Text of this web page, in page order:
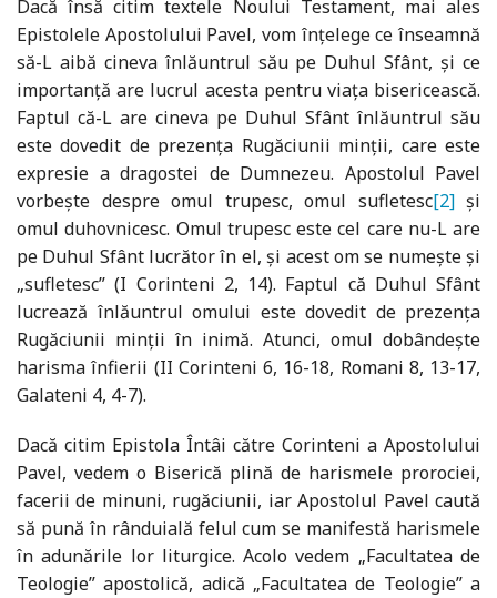
Dacă însă citim textele Noului Testament, mai ales
Epistolele Apostolului Pavel, vom înțelege ce înseamnă
să-L aibă cineva înlăuntrul său pe Duhul Sfânt, și ce
importanță are lucrul acesta pentru viața bisericească.
Faptul că-L are cineva pe Duhul Sfânt înlăuntrul său
este dovedit de prezența Rugăciunii minții, care este
expresie a dragostei de Dumnezeu. Apostolul Pavel
vorbește despre omul trupesc, omul sufletesc[2]și
omul duhovnicesc. Omul trupesc este cel care nu-L are
pe Duhul Sfânt lucrător în el, și acest om se numește și
„sufletesc” (I Corinteni 2, 14). Faptul că Duhul Sfânt
lucrează înlăuntrul omului este dovedit de prezența
Rugăciunii minții în inimă. Atunci, omul dobândește
harisma înfierii (II Corinteni 6, 16-18, Romani 8, 13-17,
Galateni 4, 4-7).
Dacă citim Epistola Întâi către Corinteni a Apostolului
Pavel, vedem o Biserică plină de harismele prorociei,
facerii de minuni, rugăciunii, iar Apostolul Pavel caută
să pună în rânduială felul cum se manifestă harismele
în adunările lor liturgice. Acolo vedem „Facultatea de
Teologie” apostolică, adică „Facultatea de Teologie” a